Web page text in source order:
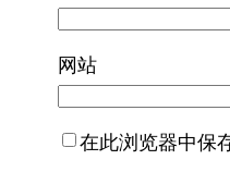
网站
在此浏览器中保